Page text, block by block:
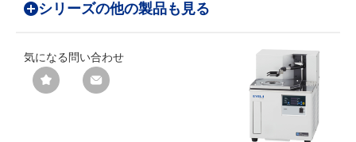
シリーズの他の製品も見る
気になる 問い合わせ